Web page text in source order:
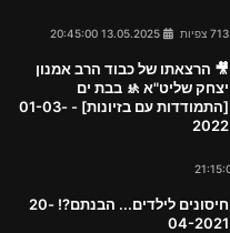
713 צפיות
🎥 הרצאתו של כבוד הרב אמנון
יצחק שליט"א 🚸 בבת ים
[התמודדות עם בזיונות] - 01-03-
2022
חיסונים לילדים... הבנתם?! 20-
04-2021